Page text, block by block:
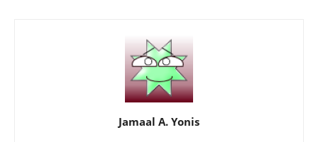
Jamaal A. Yonis